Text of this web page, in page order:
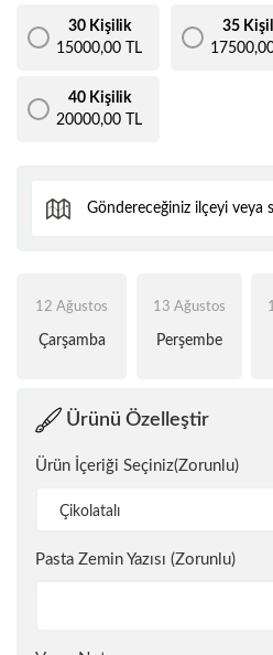
30 Kişilik
15000,00 TL
35
40 Kişilik
20000,00 TL
12 Ağustos
Çarşamba
13 Ağustos
Perşembe
Ürünü Özelleştir
Ürün İçeriği Seçiniz(Zorunlu)
Çikolatalı
Pasta Zemin Yazısı (Zorunlu)